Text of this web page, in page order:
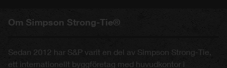
Om Simpson Strong-Tie®
Sedan 2012 har S&P varit en del av Simpson Strong-Tie,
ett internationellt byggföretag med huvudkontor i